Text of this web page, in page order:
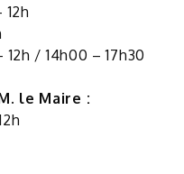
/ 14h00 – 17h30
le Maire :